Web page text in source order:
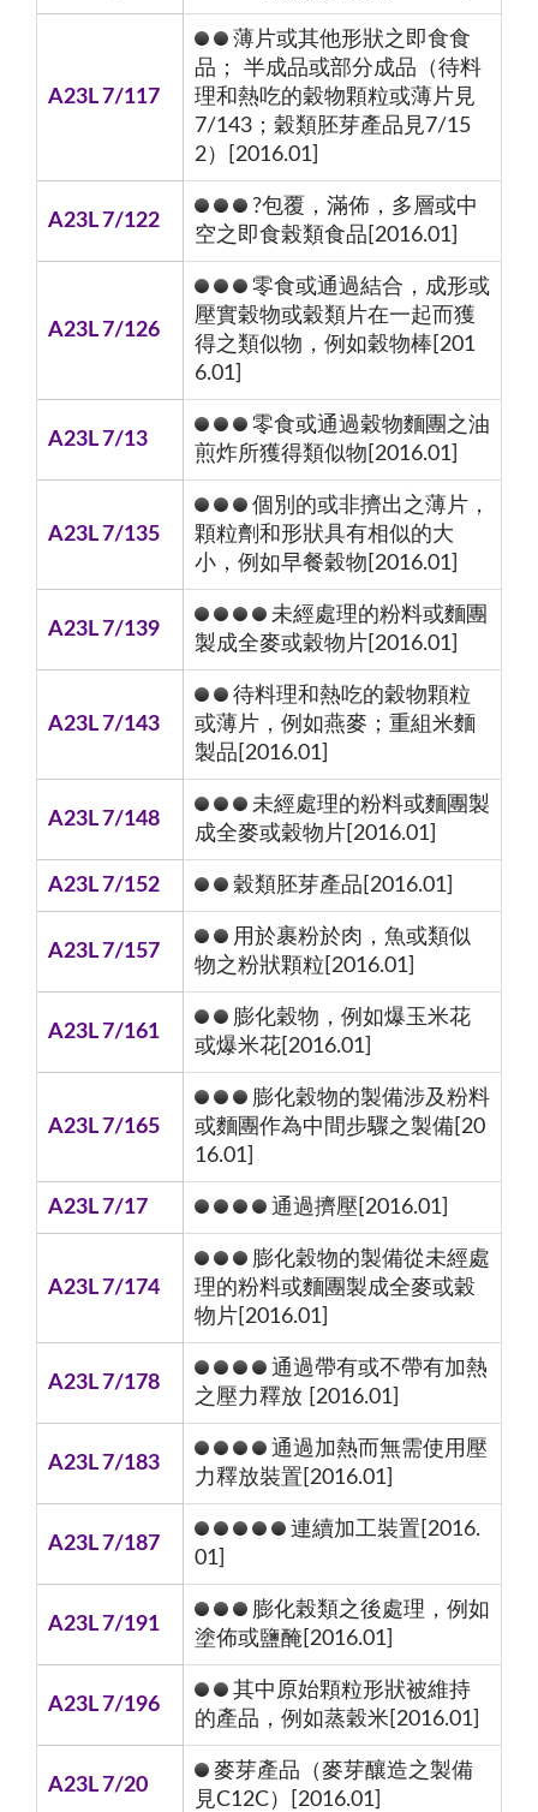
A23L 7/117
薄片或其他形狀之即食食
品； 半成品或部分成品（待料
理和熱吃的穀物顆粒或薄片見
7/143；穀類胚芽產品見7/15
2）[2016.01]
A23L 7/122
?包覆，滿佈，多層或中
空之即食榖類食品[2016.01]
A23L 7/126
零食或通過結合，成形或
壓實穀物或穀類片在一起而獲
得之類似物，例如穀物棒[201
6.01]
A23L 7/13
零食或通過穀物麵團之油
煎炸所獲得類似物[2016.01]
A23L 7/135
個別的或非擠出之薄片，
顆粒劑和形狀具有相似的大
小，例如早餐穀物[2016.01]
A23L 7/139
未經處理的粉料或麵團
製成全麥或穀物片[2016.01]
A23L 7/143
待料理和熱吃的穀物顆粒
或薄片，例如燕麥；重組米麵
製品[2016.01]
A23L 7/148
未經處理的粉料或麵團製
成全麥或穀物片[2016.01]
A23L 7/152 穀類胚芽產品[2016.01]
A23L 7/157
用於裹粉於肉，魚或類似
物之粉狀顆粒[2016.01]
A23L 7/161
膨化穀物，例如爆玉米花
或爆米花[2016.01]
A23L 7/165
膨化穀物的製備涉及粉料
或麵團作為中間步驟之製備[20
16.01]
A23L 7/17 通過擠壓[2016.01]
A23L 7/174
膨化穀物的製備從未經處
理的粉料或麵團製成全麥或穀
物片[2016.01]
A23L 7/178
通過帶有或不帶有加熱
之壓力釋放 [2016.01]
A23L 7/183
通過加熱而無需使用壓
力釋放裝置[2016.01]
A23L 7/187
連續加工裝置[2016.
01]
A23L 7/191
膨化榖類之後處理，例如
塗佈或鹽醃[2016.01]
A23L 7/196
其中原始顆粒形狀被維持
的產品，例如蒸穀米[2016.01]
A23L 7/20
麥芽產品（麥芽釀造之製備
見C12C）[2016.01]